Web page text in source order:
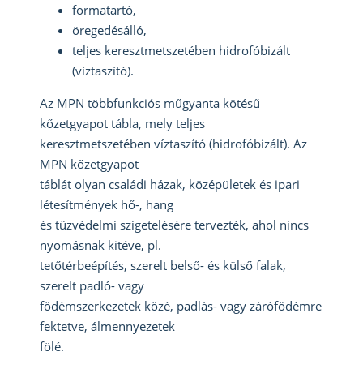
formatartó,
öregedésálló,
teljes keresztmetszetében hidrofóbizált
(víztaszító).
Az MPN többfunkciós műgyanta kötésű
kőzetgyapot tábla, mely teljes
keresztmetszetében víztaszító (hidrofóbizált). Az
MPN kőzetgyapot
táblát olyan családi házak, középületek és ipari
létesítmények hő-, hang
és tűzvédelmi szigetelésére tervezték, ahol nincs
nyomásnak kitéve, pl.
tetőtérbeépítés, szerelt belső- és külső falak,
szerelt padló- vagy
födémszerkezetek közé, padlás- vagy zárófödémre
fektetve, álmennyezetek
fölé.